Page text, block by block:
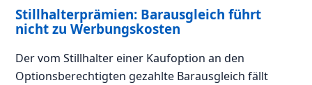
Stillhalterprämien: Barausgleich führt
nicht zu Werbungskosten
Der vom Stillhalter einer Kaufoption an den
Optionsberechtigten gezahlte Barausgleich fällt